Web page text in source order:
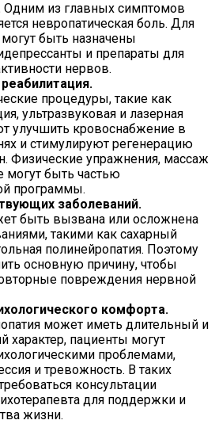
Одним из главных симптомов
невропатическая боль. Для
быть назначены
и препараты для
нервов.
процедуры, такие как
ультразвуковая и лазерная
улучшить кровоснабжение в
и стимулируют регенерацию
Физические упражнения, массаж
могут быть частью
программы.
заболеваний.
быть вызвана или осложнена
такими как сахарный
полинейропатия. Поэтому
основную причину, чтобы
повреждения нервной
комфорта.
может иметь длительный и
характер, пациенты могут
проблемами,
и тревожность. В таких
консультации
для поддержки и
жизни.